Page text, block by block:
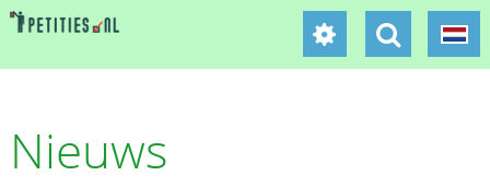
Nieuws